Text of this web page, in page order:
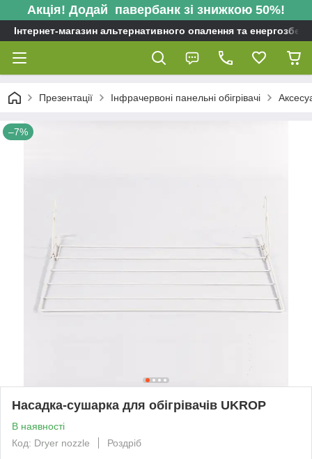
Акція! Додай павербанк зі знижкою 50%!
Інтернет-магазин альтернативного опалення та
Презентації Інфрачервоні панельні обігрівачі
–7%
Насадка-сушарка для обігрівачів UKROP
В наявності
Код: Dryer nozzle
Роздріб